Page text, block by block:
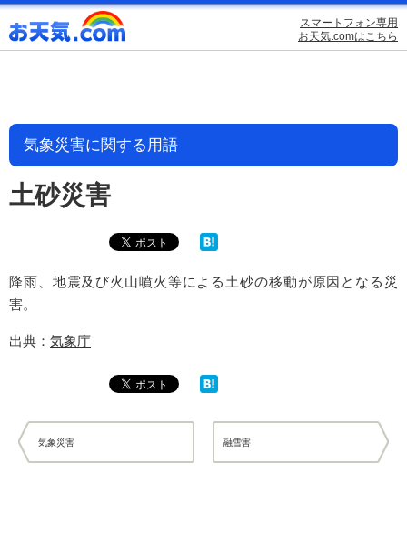
スマートフォン専用
お天気.comはこちら
気象災害に関する用語
土砂災害
降雨、地震及び火山噴火等による土砂の移動が原因となる災
害。
出典： 気象庁
気象災害 融雪害